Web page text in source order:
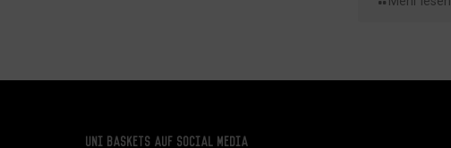
Uni Baskets auf Social Media